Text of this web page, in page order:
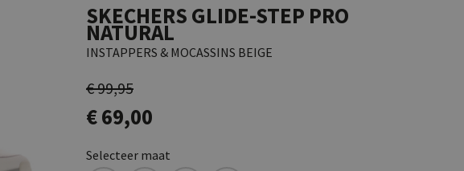
SKECHERS GLIDE-STEP PRO
NATURAL
INSTAPPERS & MOCASSINS BEIGE
€ 99,95
€ 69,00
Selecteer maat